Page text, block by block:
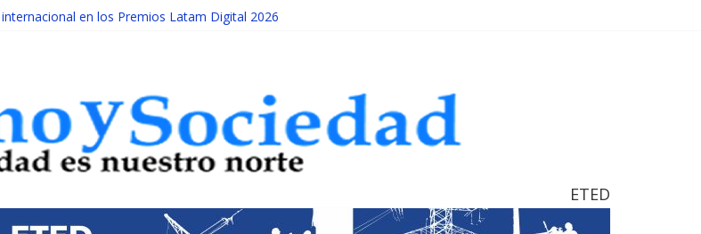
en los Premios Latam Digital 2026
Nacional por la Educación
ETED